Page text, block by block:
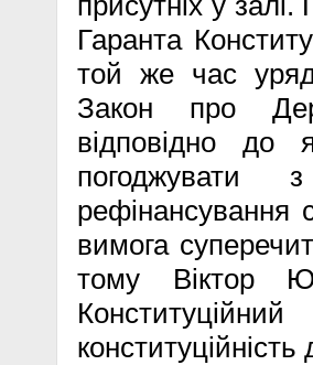
Гаранта
той же час
Закон про
відповідно до
погоджувати
рефінансування
вимога
тому Віктор